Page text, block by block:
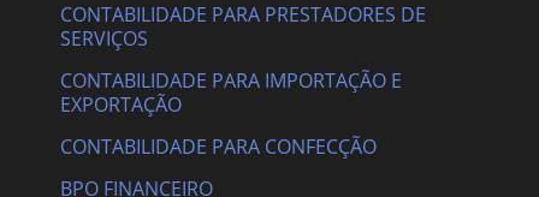
CONTABILIDADE PARA PRESTADORES DE
SERVIÇOS
CONTABILIDADE PARA IMPORTAÇÃO E
EXPORTAÇÃO
CONTABILIDADE PARA CONFECÇÃO
BPO FINANCEIRO